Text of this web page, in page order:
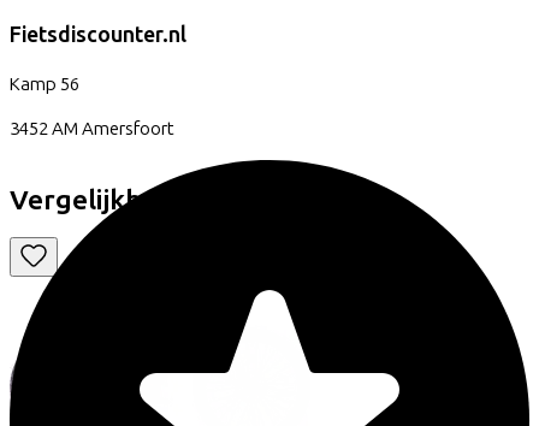
Fietsdiscounter.nl
Kamp 56
3452 AM Amersfoort
Vergelijkbare fietsen